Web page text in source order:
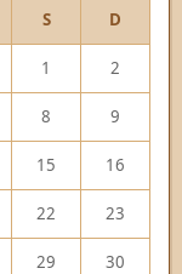
S D
1 2
8 9
15 16
22 23
29 30